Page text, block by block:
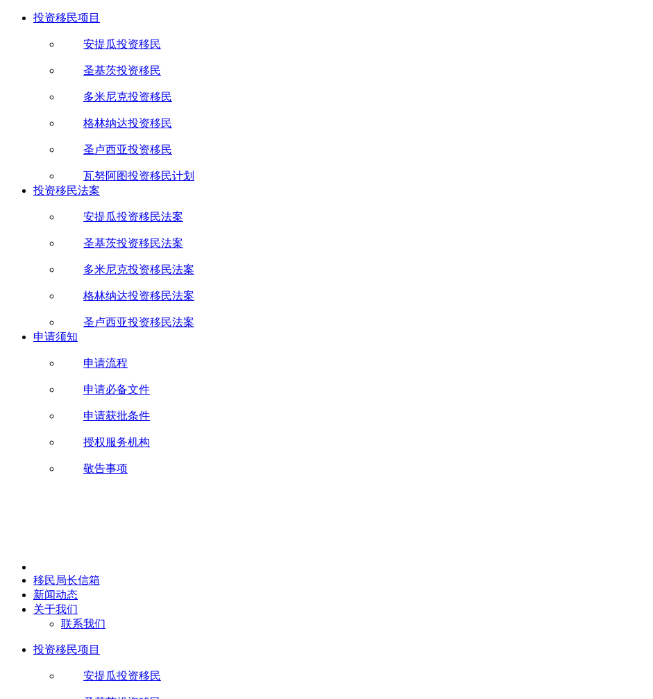
投资移民项目
安提瓜投资移民
圣基茨投资移民
多米尼克投资移民
格林纳达投资移民
圣卢西亚投资移民
瓦努阿图投资移民计划
投资移民法案
安提瓜投资移民法案
圣基茨投资移民法案
多米尼克投资移民法案
格林纳达投资移民法案
圣卢西亚投资移民法案
申请须知
申请流程
申请必备文件
申请获批条件
授权服务机构
敬告事项
移民局长信箱
新闻动态
关于我们
联系我们
投资移民项目
安提瓜投资移民